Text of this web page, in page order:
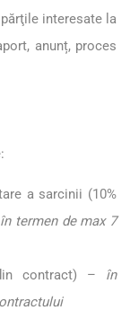
interesate la
anunț, proces
a sarcinii (10%
termen de max 7
contract) – în